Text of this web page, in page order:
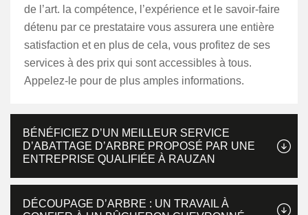
de l’art. la compétence, l’expérience et le savoir-faire
détenu par ce prestataire vous assurera une entière
satisfaction et en plus de cela, vous profitez de ses
services à des prix qui sont accessibles à tous.
Appelez-le pour de plus amples informations.
BÉNÉFICIEZ D’UN MEILLEUR SERVICE
D’ABATTAGE D’ARBRE PROPOSÉ PAR UNE
ENTREPRISE QUALIFIÉE À RAUZAN
DÉCOUPAGE D’ARBRE : UN TRAVAIL À